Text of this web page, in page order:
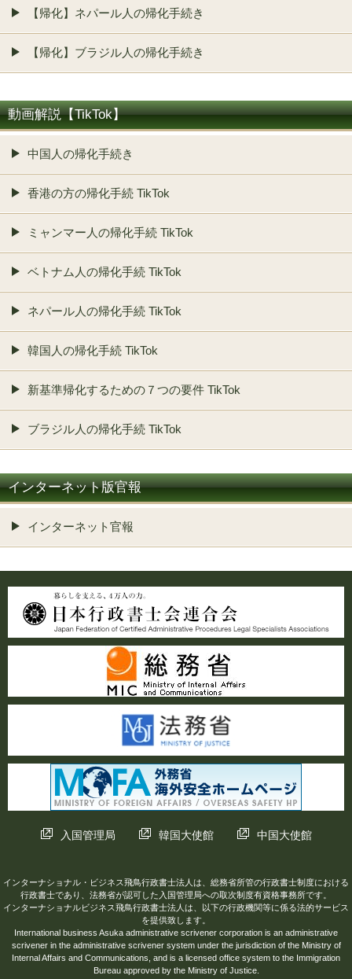
【帰化】ネパール人の帰化手続き
【帰化】ブラジル人の帰化手続き
動画解説【TikTok】
中国人の帰化手続き
香港の方の帰化手続 TikTok
ミャンマー人の帰化手続 TikTok
ベトナム人の帰化手続 TikTok
ネパール人の帰化手続 TikTok
韓国人の帰化手続 TikTok
新基準帰化するための７つの要件 TikTok
ブラジル人の帰化手続 TikTok
インターネット版官報
インターネット官報
入国管理局 韓国大使館 中国大使館
インターナショナル・ビジネス飛鳥行政書士法人は、総務省所管の行政書士制度における
行政書士であり、法務省が認可した入国管理局への取次制度有資格事務所です。
インターナショナルビジネス飛鳥行政書士法人は、以下の行政機関等に係る法的サービス
を提供致します。
International business Asuka administrative scrivener corporation is an administrative
scrivener in the administrative scrivener system under the jurisdiction of the Ministry of
Internal Affairs and Communications, and is a licensed office system to the Immigration
Bureau approved by the Ministry of Justice.